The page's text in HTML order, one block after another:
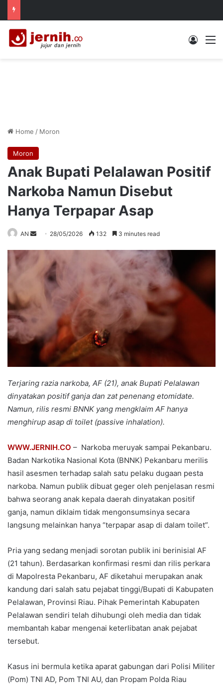
Log In
Home / Moron
Moron
Anak Bupati Pelalawan Positif
Narkoba Namun Disebut
Hanya Terpapar Asap
AN
Send 28/05/2026 132 3 minutes read
Terjaring razia narkoba, AF (21), anak Bupati Pelalawan
dinyatakan positif ganja dan zat penenang etomidate.
Namun, rilis resmi BNNK yang mengklaim AF hanya
menghirup asap di toilet (passive inhalation).
WWW.JERNIH.CO – Narkoba meruyak sampai Pekanbaru.
Badan Narkotika Nasional Kota (BNNK) Pekanbaru merilis
hasil asesmen terhadap salah satu pelaku dugaan pesta
narkoba. Namun publik dibuat geger oleh penjelasan resmi
bahwa seorang anak kepala daerah dinyatakan positif
ganja, namun diklaim tidak mengonsumsinya secara
langsung melainkan hanya “terpapar asap di dalam toilet”.
Pria yang sedang menjadi sorotan publik ini berinisial AF
(21 tahun). Berdasarkan konfirmasi resmi dan rilis perkara
di Mapolresta Pekanbaru, AF diketahui merupakan anak
kandung dari salah satu pejabat tinggi/Bupati di Kabupaten
Pelalawan, Provinsi Riau. Pihak Pemerintah Kabupaten
Pelalawan sendiri telah dihubungi oleh media dan tidak
membantah kabar mengenai keterlibatan anak pejabat
tersebut.
Kasus ini bermula ketika aparat gabungan dari Polisi Militer
(Pom) TNI AD, Pom TNI AU, dan Propam Polda Riau